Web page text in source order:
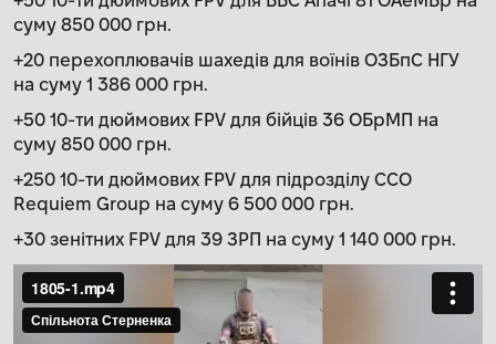
суму 850 000 грн.
+20 перехоплювачів шахедів для воїнів ОЗБпС НГУ
на суму 1 386 000 грн.
+50 10-ти дюймових FPV для бійців 36 ОБрМП на
суму 850 000 грн.
+250 10-ти дюймових FPV для підрозділу ССО
Requiem Group на суму 6 500 000 грн.
+30 зенітних FPV для 39 ЗРП на суму 1 140 000 грн.